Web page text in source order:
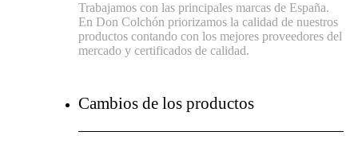
Trabajamos con las principales marcas de España.
En Don Colchón priorizamos la calidad de nuestros
productos contando con los mejores proveedores del
mercado y certificados de calidad.
Cambios de los productos